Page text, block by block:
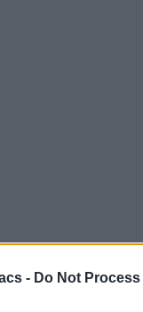
- Do Not